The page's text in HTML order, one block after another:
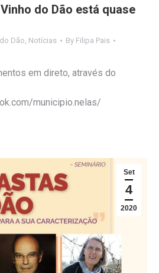
do Dão está quase
Dão, Notícias By Filipa Pais
em direto, através do
municipio.nelas/
Set
4
2020